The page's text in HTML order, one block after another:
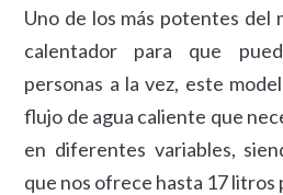
Uno de los más potentes del
calentador para que
personas a la vez, este
flujo de agua caliente que
en diferentes variables,
que nos ofrece hasta 17 litros